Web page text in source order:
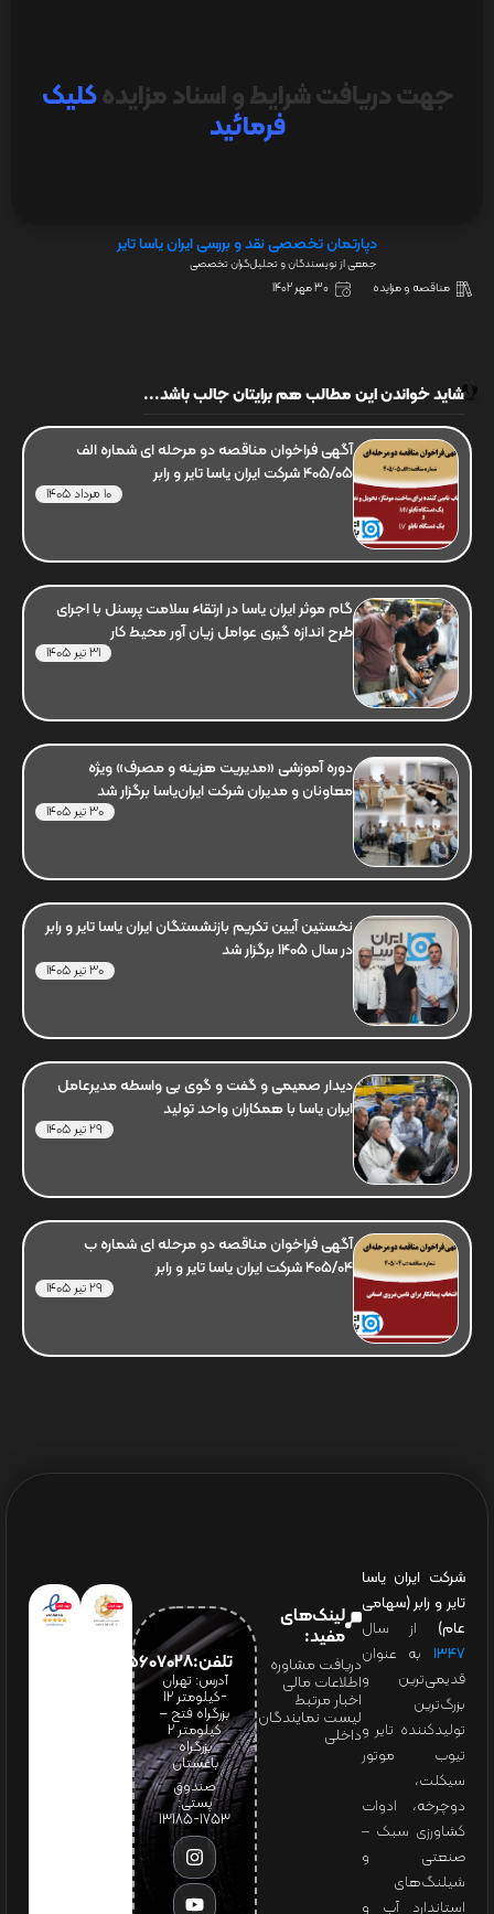
جهت دریافت شرایط و اسناد مزایدهکلیک
فرمائید
دپارتمان تخصصی نقد و بررسی ایران یاسا تایر
جمعی از نویسندگان و تحلیل‌گران تخصصی
مناقصه و مزایده 30 مهر 1402
شاید خواندن این مطالب هم برایتان جالب باشد...
آگهی فراخوان مناقصه دو مرحله ای شماره الف
405/05 شرکت ایران یاسا تایر و رابر
10 مرداد 1405
گام موثر ایران یاسا در ارتقاء سلامت پرسنل با اجرای
طرح اندازه گیری عوامل زیان آور محیط کار
31 تیر 1405
دوره آموزشی «مدیریت هزینه و مصرف» ویژه
معاونان و مدیران شرکت ایران‌یاسا برگزار شد
30 تیر 1405
نخستین آیین تکریم بازنشستگان ایران یاسا تایر و رابر
در سال 1405 برگزار شد
30 تیر 1405
دیدار صمیمی و گفت و گوی بی واسطه مدیرعامل
ایران یاسا با همکاران واحد تولید
29 تیر 1405
آگهی فراخوان مناقصه دو مرحله ای شماره ب
405/04 شرکت ایران یاسا تایر و رابر
29 تیر 1405
شرکت ایران یاسا
تایر و رابر (سهامی
عام) از سال
۱۳۴۷ به عنوان
قدیمی‌ترین و
بزرگ‌ترین
تولیدکننده تایر و
تیوب موتور
سیکلت،
دوچرخه، ادوات
کشاورزی سبک –
صنعتی و
شیلنگ‌های
استاندارد آب و
لینک‌های
مفید:
دریافت مشاوره
اطلاعات مالی
اخبار مرتبط
لیست نمایندگان
داخلی
تلفن:65607028(021)
آدرس: تهران
-کیلومتر 12
بزرگراه فتح –
کیلومتر ۲
بزرگراه
باغستان
صندوق
پستی:
1753-13185